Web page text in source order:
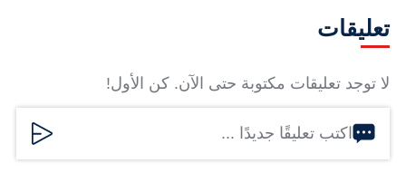
تعليقات
لا توجد تعليقات مكتوبة حتى الآن. كن الأول!
اكتب تعليقًا جديدًا ...